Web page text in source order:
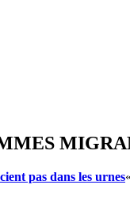
pas dans les urnes«